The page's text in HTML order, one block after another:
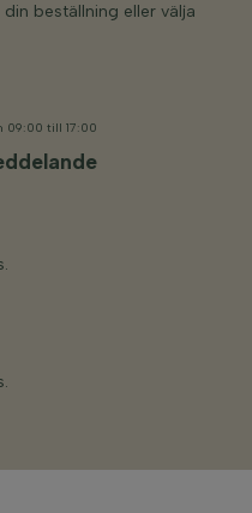
beställning eller välja
09:00 till 17:00